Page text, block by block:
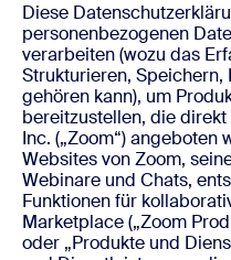
Diese
personenbezogenen
verarbeiten (wozu das
Strukturieren,
gehören kann), um
bereitzustellen, die
Inc. („Zoom“)
Websites von Zoom,
Webinare und Chats,
Funktionen für
Marketplace („Zoom
oder „Produkte und